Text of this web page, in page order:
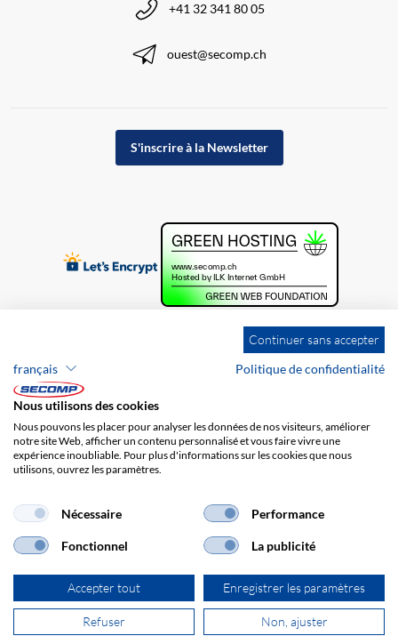
+41 32 341 80 05
ouest@secomp.ch
S'inscrire à la Newsletter
Brands
Protection des données
Frais de port
© 2026 SECOMP AG. Tous les droits sont réservés.
Continuer sans accepter
français
Politique de confidentialité
Nous utilisons des cookies
Nous pouvons les placer pour analyser les données de nos visiteurs, améliorer
notre site Web, afficher un contenu personnalisé et vous faire vivre une
expérience inoubliable. Pour plus d'informations sur les cookies que nous
utilisons, ouvrez les paramètres.
Nécessaire Performance
Fonctionnel La publicité
Accepter tout Enregistrer les paramètres
Refuser Non, ajuster